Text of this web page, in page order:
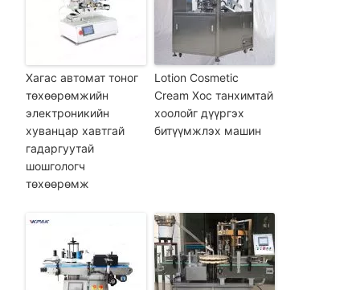
Хагас автомат тоног
төхөөрөмжийн
электроникийн
хуванцар хавтгай
гадаргуутай
шошгологч
төхөөрөмж
Lotion Cosmetic
Cream Хос танхимтай
хоолойг дүүргэх
битүүмжлэх машин